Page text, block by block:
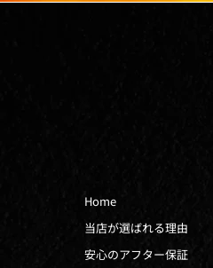
Home
当店が選ばれる理由
安心のアフター保証